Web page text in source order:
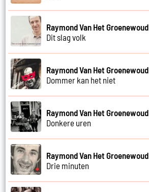
Raymond Van Het Groenewoud
Dit slag volk
Raymond Van Het Groenewoud
Dommer kan het niet
Raymond Van Het Groenewoud
Donkere uren
Raymond Van Het Groenewoud
Drie minuten